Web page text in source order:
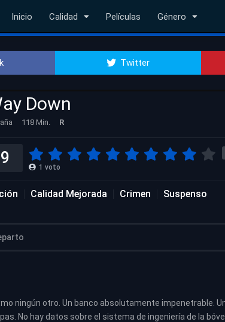
Inicio Calidad Películas Género
Twitter
Down
118 Min. R
9 1 voto
Calidad Mejorada Crimen Suspenso
ningún otro. Un banco absolutamente impenetrable.
No hay datos sobre el sistema de ingeniería de la